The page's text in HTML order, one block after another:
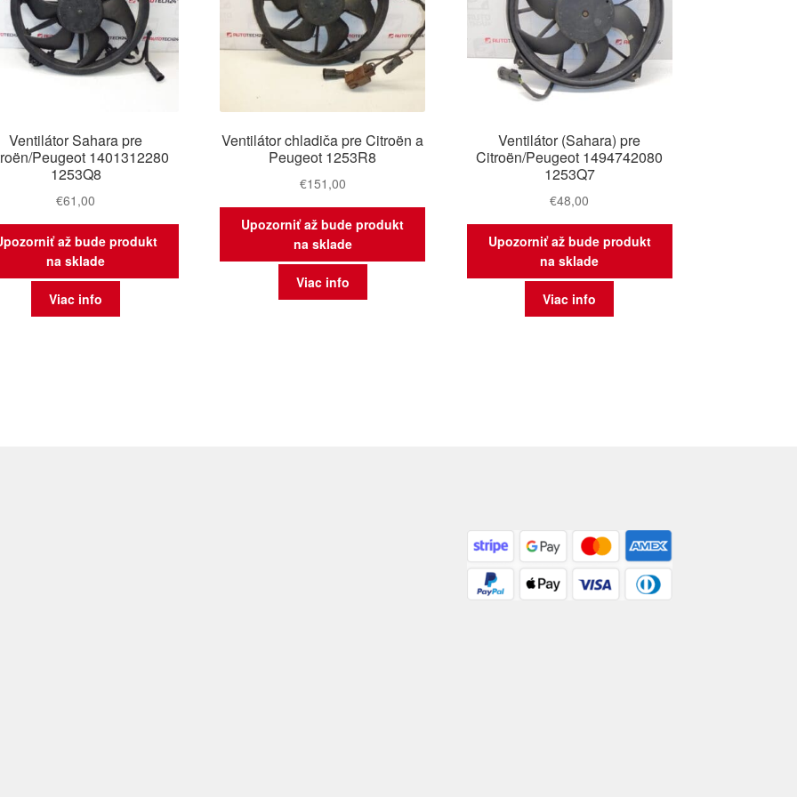
Ventilátor Sahara pre
Peugeot 1401312280
1253Q8
€61,00
až bude produkt
na sklade
Viac info
Ventilátor chladiča pre Citroën a
Peugeot 1253R8
€151,00
Upozorniť až bude produkt
na sklade
Viac info
Ventilátor (Sahara) pre
Citroën/Peugeot 1494742080
1253Q7
€48,00
Upozorniť až bude produkt
na sklade
Viac info